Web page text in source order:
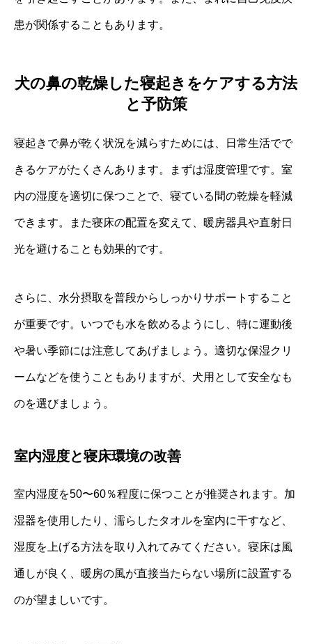
患が関係することもあります。
犬の鼻の乾燥した寝起きをケアする方法
と予防策
寝起きで鼻が乾く状況を減らすためには、日常生活でで
きるケアがたくさんあります。まずは湿度管理です。室
内の湿度を適切に保つことで、寝ている間の乾燥を軽減
できます。また寝床の配置を変えて、暖房器具や直射日
光を避けることも効果的です。
さらに、水分摂取を普段からしっかりサポートすること
が重要です。いつでも水を飲めるようにし、特に運動後
や暑い季節には注意してあげましょう。適切な保湿クリ
ームなどを使うこともありますが、犬用として安全なも
のを選びましょう。
室内湿度と寝床環境の改善
室内湿度を50〜60％程度に保つことが推奨されます。加
湿器を使用したり、濡らしたタオルを室内に干すなど、
湿度を上げる方法を取り入れてみてください。寝床は風
通しが良く、暖房の風が直接当たらない場所に設置する
のが望ましいです。